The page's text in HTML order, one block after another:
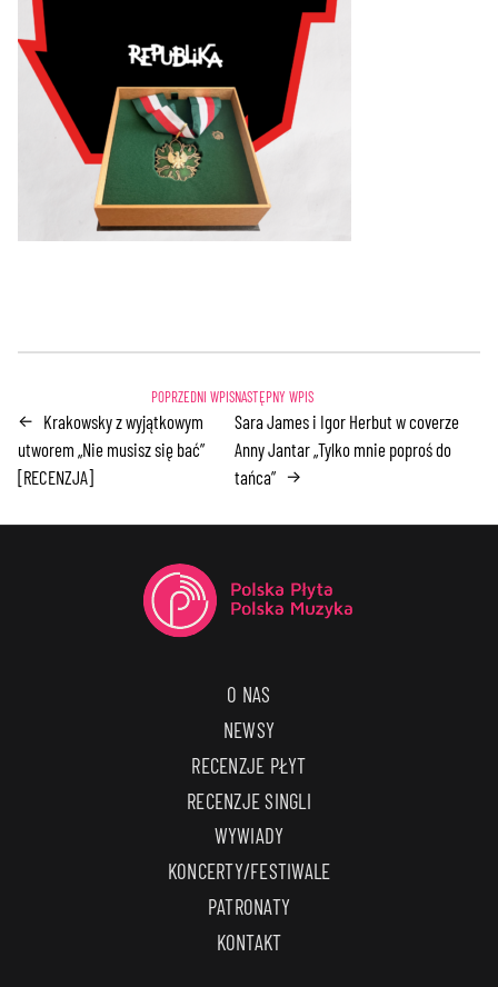
← Krakowsky z wyjątkowym
utworem „Nie musisz się bać”
[RECENZJA]
Sara James i Igor Herbut w coverze
Anny Jantar „Tylko mnie poproś do
tańca” →
O NAS
NEWSY
RECENZJE PŁYT
RECENZJE SINGLI
WYWIADY
KONCERTY/FESTIWALE
PATRONATY
KONTAKT